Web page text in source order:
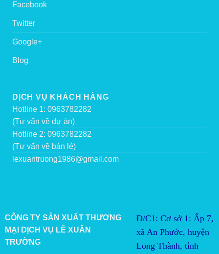
Facebook
Twitter
Google+
Blog
DỊCH VỤ KHÁCH HÀNG
Hotline 1: 0963782282
(Tư vấn về dự án)
Hotline 2: 0963782282
(Tư vấn về bán lẻ)
lexuantruong1986@gmail.com
CÔNG TY SẢN XUẤT THƯƠNG
MẠI DỊCH VỤ LÊ XUÂN
TRƯỜNG
Đ/C1: Cơ sở 1: Ấp 7,
xã An Phước, huyện
Long Thành, tỉnh